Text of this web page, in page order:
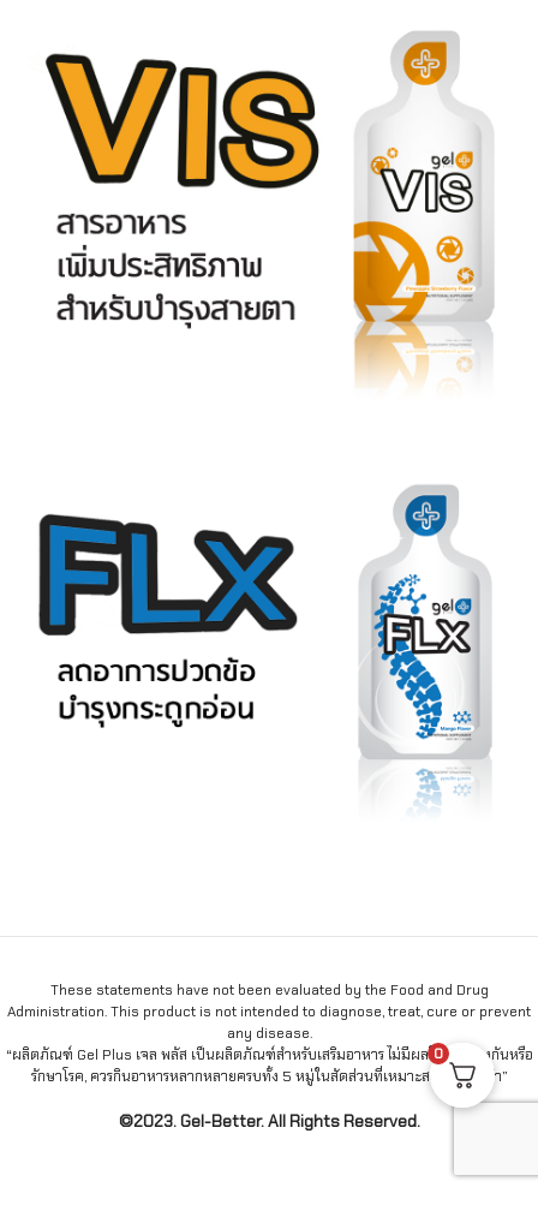
These statements have not been evaluated by the Food and Drug
Administration. This product is not intended to diagnose, treat, cure or prevent
any disease.
“ผลิตภัณฑ์ Gel Plus เจล พลัส เป็นผลิตภัณฑ์สำหรับเสริมอาหาร ไม่มีผลในการป้องกันหรือ
รักษาโรค, ควรกินอาหารหลากหลายครบทั้ง 5 หมู่ในสัดส่วนที่เหมาะสมเป็นประจำ”
©2023. Gel-Better. All Rights Reserved.
0